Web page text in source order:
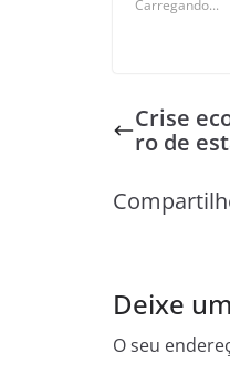
Carregando...
Crise
ro de
Deixe
O seu